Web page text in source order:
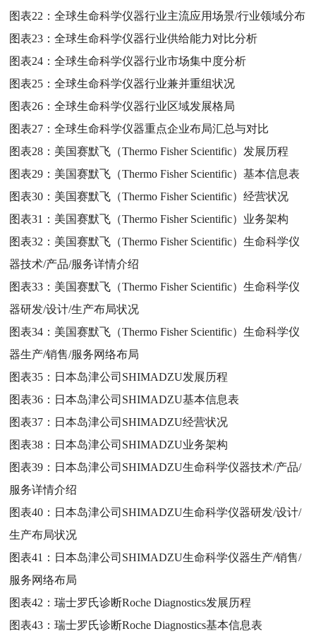
图表22：全球生命科学仪器行业主流应用场景/行业领域分布
图表23：全球生命科学仪器行业供给能力对比分析
图表24：全球生命科学仪器行业市场集中度分析
图表25：全球生命科学仪器行业兼并重组状况
图表26：全球生命科学仪器行业区域发展格局
图表27：全球生命科学仪器重点企业布局汇总与对比
图表28： 美国赛默飞（Thermo Fisher Scientific）发展历程
图表29： 美国赛默飞（Thermo Fisher Scientific）基本信息表
图表30： 美国赛默飞（Thermo Fisher Scientific）经营状况
图表31： 美国赛默飞（Thermo Fisher Scientific）业务架构
图表32： 美国赛默飞（Thermo Fisher Scientific）生命科学仪
器技术/产品/服务详情介绍
图表33： 美国赛默飞（Thermo Fisher Scientific）生命科学仪
器研发/设计/生产布局状况
图表34： 美国赛默飞（Thermo Fisher Scientific）生命科学仪
器生产/销售/服务网络布局
图表35： 日本岛津公司SHIMADZU发展历程
图表36： 日本岛津公司SHIMADZU基本信息表
图表37： 日本岛津公司SHIMADZU经营状况
图表38： 日本岛津公司SHIMADZU业务架构
图表39： 日本岛津公司SHIMADZU生命科学仪器技术/产品/
服务详情介绍
图表40： 日本岛津公司SHIMADZU生命科学仪器研发/设计/
生产布局状况
图表41： 日本岛津公司SHIMADZU生命科学仪器生产/销售/
服务网络布局
图表42：瑞士罗氏诊断Roche Diagnostics发展历程
图表43：瑞士罗氏诊断Roche Diagnostics基本信息表